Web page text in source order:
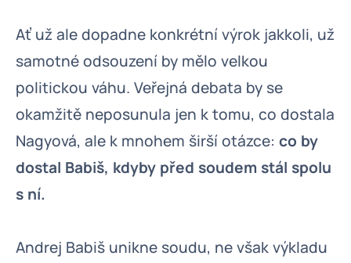
Ať už ale dopadne konkrétní výrok jakkoli, už
samotné odsouzení by mělo velkou
politickou váhu. Veřejná debata by se
okamžitě neposunula jen k tomu, co dostala
Nagyová, ale k mnohem širší otázce: co by
dostal Babiš, kdyby před soudem stál spolu
s ní.
Andrej Babiš unikne soudu, ne však výkladu